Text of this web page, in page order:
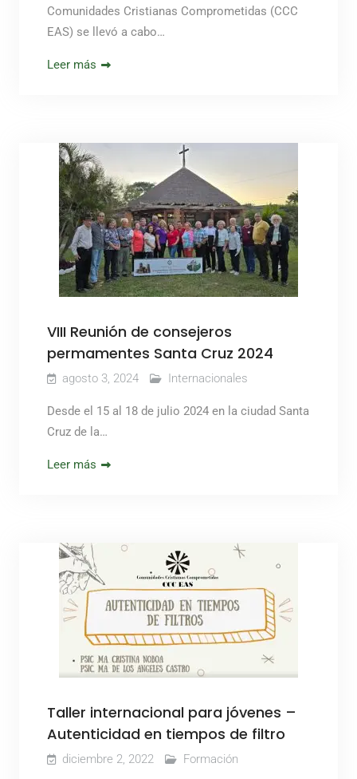
Comunidades Cristianas Comprometidas (CCC
EAS) se llevó a cabo…
Leer más
VIII Reunión de consejeros
permamentes Santa Cruz 2024
agosto 3, 2024 Internacionales
Desde el 15 al 18 de julio 2024 en la ciudad Santa
Cruz de la…
Leer más
Taller internacional para jóvenes –
Autenticidad en tiempos de filtro
diciembre 2, 2022 Formación